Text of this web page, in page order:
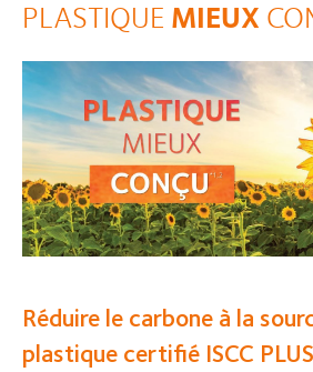
PLASTIQUEMIEUX
Réduire le carbone à la
plastique certifié ISCC PLUS